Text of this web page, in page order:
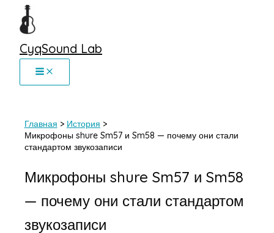
Перейти
CyqSound Lab
Главная
История
Микрофоны shure Sm57 и Sm58 — почему они стали
стандартом звукозаписи
Микрофоны shure Sm57 и Sm58
— почему они стали стандартом
звукозаписи